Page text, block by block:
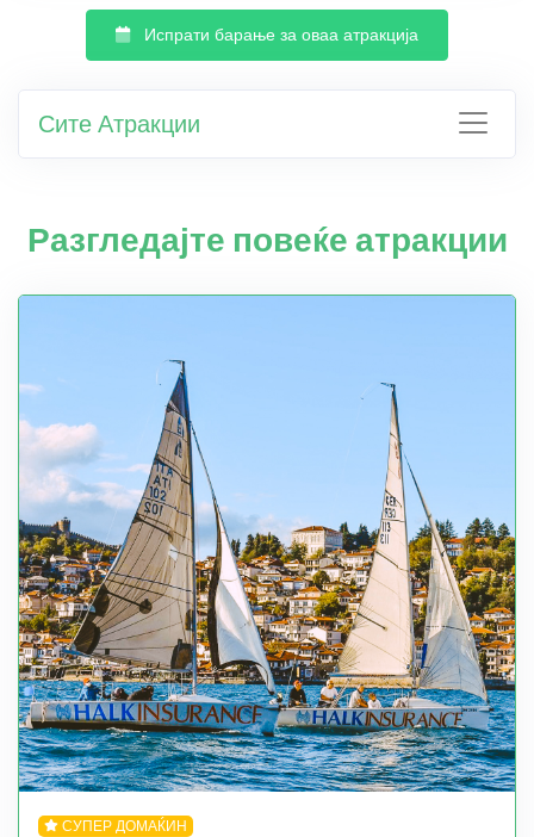
Испрати барање за оваа атракција
Сите Атракции
Разгледајте повеќе атракции
СУПЕР ДОМАЌИН